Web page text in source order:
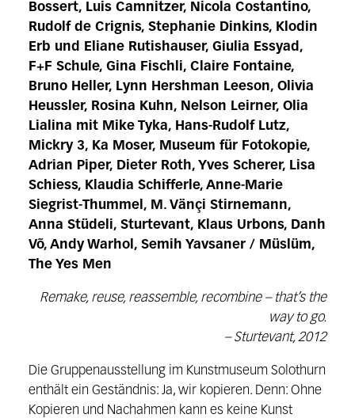
Bossert, Luis Camnitzer, Nicola Costantino,
Rudolf de Crignis, Stephanie Dinkins, Klodin
Erb und Eliane Rutishauser, Giulia Essyad,
F+F Schule, Gina Fischli, Claire Fontaine,
Bruno Heller, Lynn Hershman Leeson, Olivia
Heussler, Rosina Kuhn, Nelson Leirner, Olia
Lialina mit Mike Tyka, Hans-Rudolf Lutz,
Mickry 3, Ka Moser, Museum für Fotokopie,
Adrian Piper, Dieter Roth, Yves Scherer, Lisa
Schiess, Klaudia Schifferle, Anne-Marie
Siegrist-Thummel, M. Vänçi Stirnemann,
Anna Stüdeli, Sturtevant, Klaus Urbons, Danh
Võ, Andy Warhol, Semih Yavsaner / Müslüm,
The Yes Men
Remake, reuse, reassemble, recombine – that’s the
way to go.
– Sturtevant, 2012
Die Gruppenausstellung im Kunstmuseum Solothurn
enthält ein Geständnis: Ja, wir kopieren. Denn: Ohne
Kopieren und Nachahmen kann es keine Kunst